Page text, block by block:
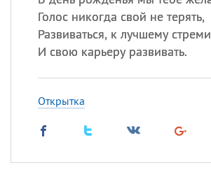
Голос никогда свой не терять,
Развиваться, к лучшему
И свою карьеру развивать.
Открытка